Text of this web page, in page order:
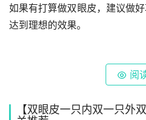
如果有打算做双眼皮，建议做
达到理想的效果。
阅
【双眼皮一只内双一只外